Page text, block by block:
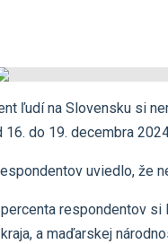
ľudí na Slovensku si
do 19. decembra
uviedlo, že
respondentov
a maďarskej